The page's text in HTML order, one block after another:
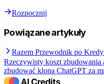
Rozpocznij
Powiązane artykuły
Razem Przewodnik po
Rzeczywisty koszt
zbudować klona ChatGPT za